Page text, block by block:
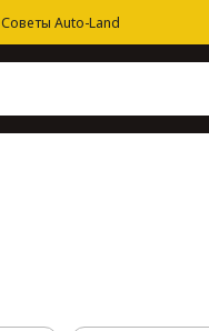
Советы Auto-Land